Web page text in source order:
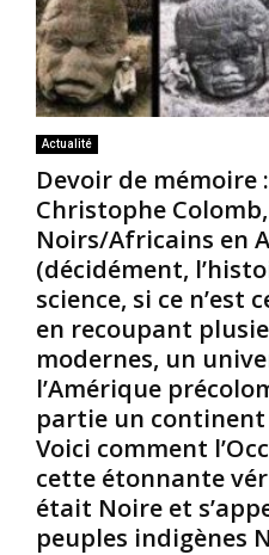
Actualité
Devoir de mémoire
Christophe
Noirs/Africains en
(décidément,
science, si ce n’est
en recoupant
modernes, un
l’Amérique
partie un
Voici comment
cette étonnante
était Noire et
peuples indigènes